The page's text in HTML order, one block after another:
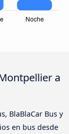
a
BlaBlaCar Bus y
en bus desde